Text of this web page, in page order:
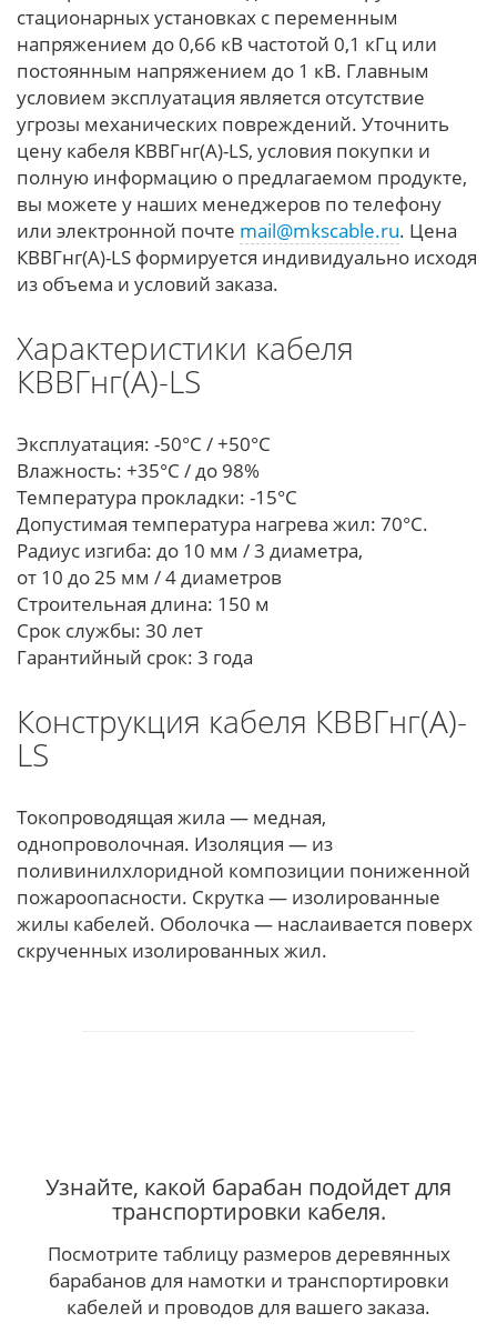
стационарных установках с переменным
напряжением до 0,66 кВ частотой 0,1 кГц или
постоянным напряжением до 1 кВ. Главным
условием эксплуатация является отсутствие
угрозы механических повреждений. Уточнить
цену кабеля КВВГнг(А)-LS, условия покупки и
полную информацию о предлагаемом продукте,
вы можете у наших менеджеров по телефону
или электронной почте mail@mkscable.ru. Цена
КВВГнг(А)-LS формируется индивидуально исходя
из объема и условий заказа.
Характеристики кабеля
КВВГнг(А)-LS
Эксплуатация: -50°С / +50°С
Влажность: +35°С / до 98%
Температура прокладки: -15°С
Допустимая температура нагрева жил: 70°С.
Радиус изгиба: до 10 мм / 3 диаметра,
от 10 до 25 мм / 4 диаметров
Строительная длина: 150 м
Срок службы: 30 лет
Гарантийный срок: 3 года
Конструкция кабеля КВВГнг(А)-
LS
Токопроводящая жила — медная,
однопроволочная. Изоляция — из
поливинилхлоридной композиции пониженной
пожароопасности. Скрутка — изолированные
жилы кабелей. Оболочка — наслаивается поверх
скрученных изолированных жил.
Узнайте, какой барабан подойдет для
транспортировки кабеля.
Посмотрите таблицу размеров деревянных
барабанов для намотки и транспортировки
кабелей и проводов для вашего заказа.